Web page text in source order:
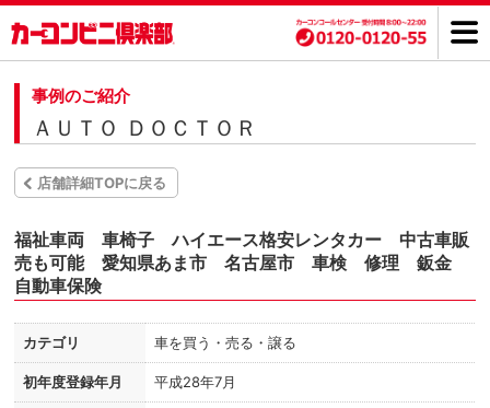
事例のご紹介
ＡＵＴＯ ＤＯＣＴＯＲ
店舗詳細TOPに戻る
福祉車両 車椅子 ハイエース格安レンタカー 中古車販
売も可能 愛知県あま市 名古屋市 車検 修理 鈑金
自動車保険
カテゴリ 車を買う・売る・譲る
初年度登録年月 平成28年7月